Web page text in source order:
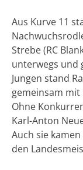
Aus Kurve 11
Strebe (RC
unterwegs und
Jungen stand
gemeinsam
Ohne
Karl-Anton
Auch sie
den